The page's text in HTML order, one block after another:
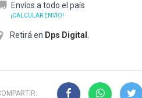
Envíos a todo el país
¡CALCULAR ENVÍO!
Retirá en Dps Digital